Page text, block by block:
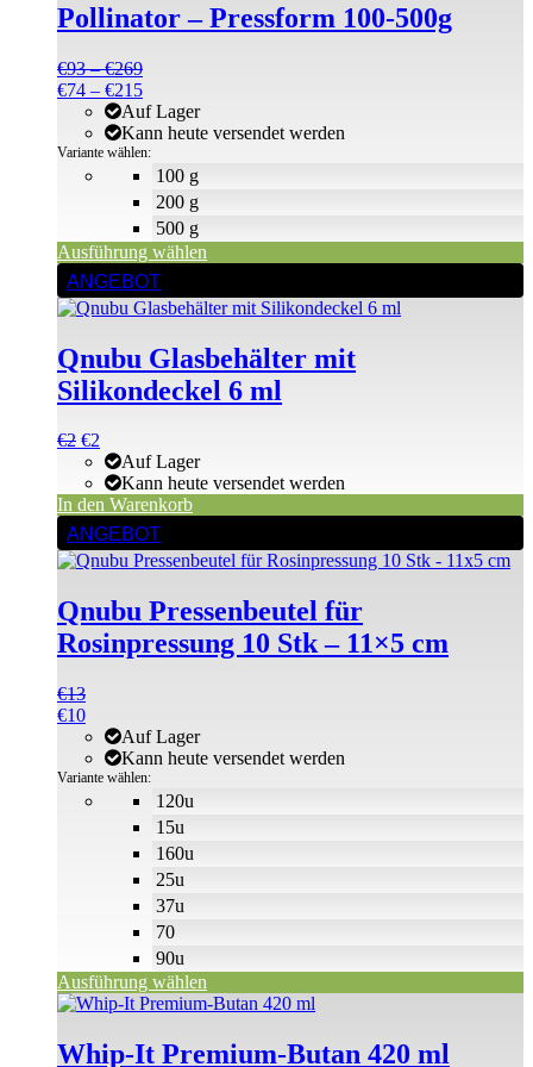
Pollinator – Pressform 100-500g
€93 –€269Preisspanne:
€93
bis
€269
€74 – €215Preisspanne:
€74
bis
€215
100 g
200 g
500 g
Auf Lager
Kann heute versendet werden
Variante wählen:
Ausführung wählen
Varianten
auf.
Die
Optionen
können
der
ANGEBOT
Qnubu Glasbehälter mit
Silikondeckel 6 ml
Ursprünglicher
Preis
war:
€2
€2Aktueller
Preis
ist:
€2.
€2
Auf Lager
Kann heute versendet werden
In den Warenkorb
ANGEBOT
Qnubu Pressenbeutel für
Rosinpressung 10 Stk – 11×5 cm
€13
€10
120u
15u
160u
25u
37u
70
90u
Auf Lager
Kann heute versendet werden
Variante wählen:
Ausführung wählen
Dieses
Produkt
weist
Varianten
auf.
Die
können
auf
Produktseite
gewählt
werden
Whip-It Premium-Butan 420 ml
Dieses
weist